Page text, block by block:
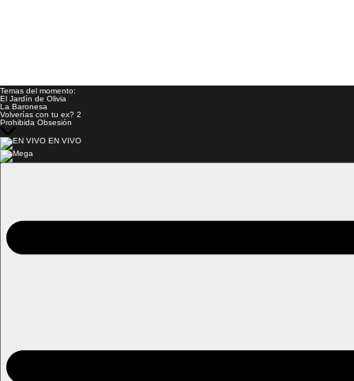
Temas del momento:
El Jardín de Olivia
La Baronesa
Volverías con tu ex? 2
Prohibida Obsesión
EN VIVO